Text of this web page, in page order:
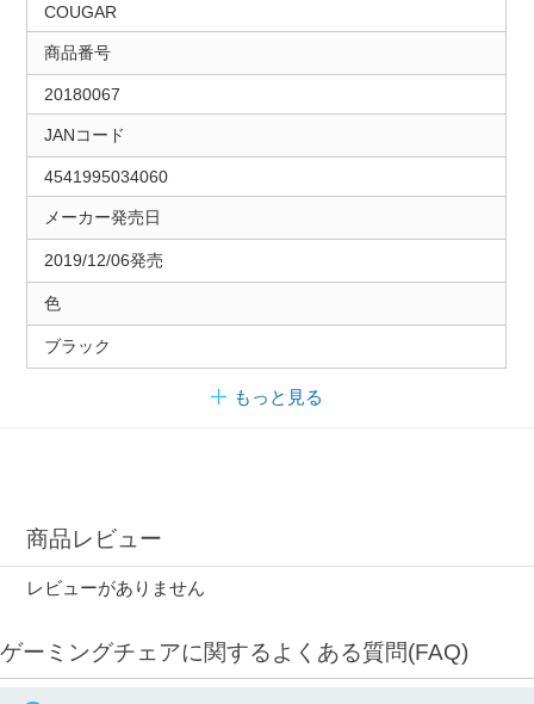
COUGAR
商品番号
20180067
JANコード
4541995034060
メーカー発売日
2019/12/06発売
色
ブラック
もっと見る
商品レビュー
レビューがありません
ゲーミングチェアに関するよくある質問(FAQ)